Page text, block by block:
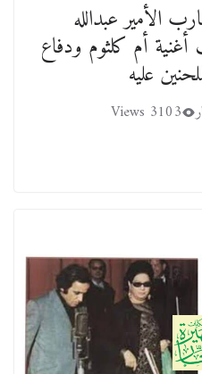
الأمير عبدالله
أم كلثوم ودفاع
عليه
3103 Views